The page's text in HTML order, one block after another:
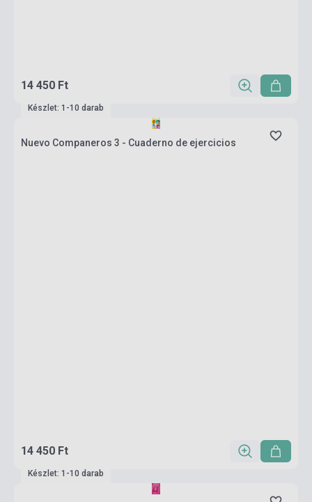
14 450 Ft
Készlet: 1-10 darab
Nuevo Companeros 3 - Cuaderno de ejercicios
14 450 Ft
Készlet: 1-10 darab